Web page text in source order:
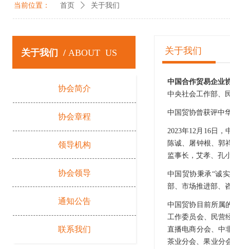
首页 ꄲ 关于我们
当前位置：
关于我们 / ABOUT US
协会简介
协会章程
领导机构
协会领导
通知公告
联系我们
关于我们
中国合作贸易企业
中央社会工作部、
中国贸协曾获评中
2023年12月16日
陈诚、屠钟根、郭
监事长，艾孝、孔
中国贸协秉承“诚
部、市场推进部、
中国贸协目前所属
工作委员会、民营
直播电商分会、中
茶业分会、果业分